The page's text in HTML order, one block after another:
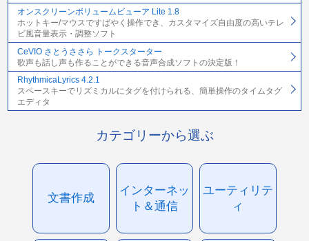
オンスクリーンボリュームビューア Lite 1.8
ホットキー/マウスですばやく操作でき、カスタマイズ自由度の高いテレ
ビ風音量表示・調整ソフト
CeVIO さとうささら トークスターター
歌声も話し声も作ることができる音声合成ソフトの決定版！
RhythmicaLyrics 4.2.1
スペースキーでリズミカルにタグを付けられる、簡単操作のタイムタグ
エディタ
カテゴリーから選ぶ
文書作成
インターネッ
ト＆通信
ユーティリテ
ィ